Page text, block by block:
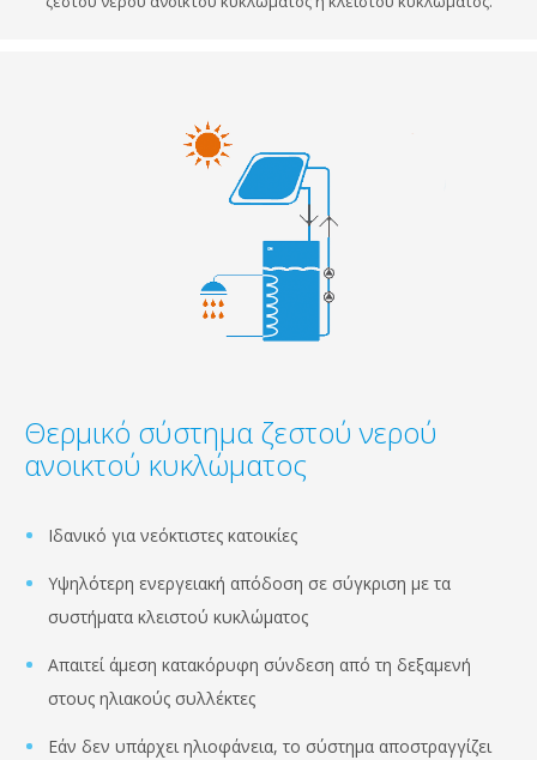
Θερμικό σύστημα ζεστού νερού
ανοικτού κυκλώματος
Ιδανικό για νεόκτιστες κατοικίες
Υψηλότερη ενεργειακή απόδοση σε σύγκριση με τα
συστήματα κλειστού κυκλώματος
Απαιτεί άμεση κατακόρυφη σύνδεση από τη δεξαμενή
στους ηλιακούς συλλέκτες
Εάν δεν υπάρχει ηλιοφάνεια, το σύστημα αποστραγγίζει